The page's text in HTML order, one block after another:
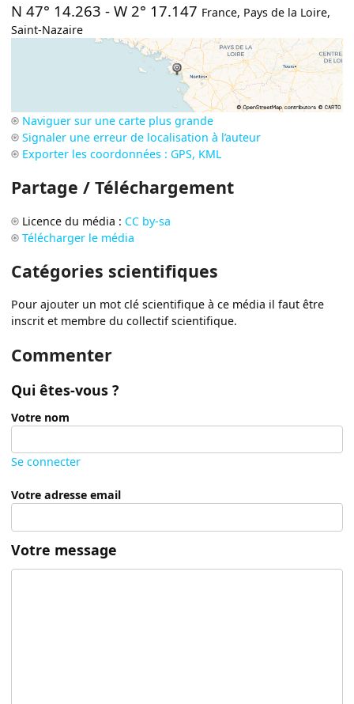
N 47° 14.263 -W 2° 17.147 France, Pays de la Loire,
Saint-Nazaire
Naviguer sur une carte plus grande
Signaler une erreur de localisation à l’auteur
Exporter les coordonnées : GPS, KML
Partage / Téléchargement
Licence du média : CC by-sa
Télécharger le média
Catégories scientifiques
Pour ajouter un mot clé scientifique à ce média il faut être
inscrit et membre du collectif scientifique.
Commenter
Qui êtes-vous ?
Votre nom
Se connecter
Votre adresse email
Votre message